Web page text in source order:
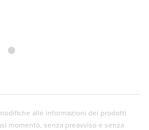
alle informazioni dei prodotti
momento, senza preavviso e senza